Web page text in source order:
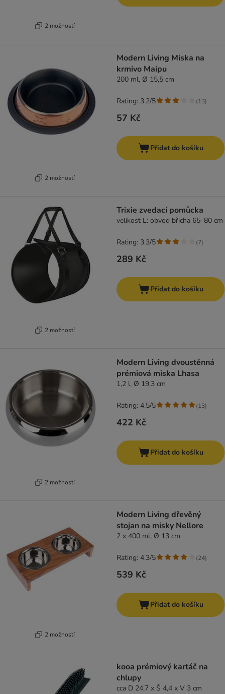
2 možností
2 možností
Modern Living Miska na
krmivo Maipu
200 ml, Ø 15,5 cm
57 Kč
Rating: 3.2/5 (13)
Přidat do košíku
2 možností
Trixie zvedací pomůcka
velikost L: obvod břicha 65–80 cm
289 Kč
Rating: 3.3/5 (7)
Přidat do košíku
2 možností
Modern Living dvoustěnná
prémiová miska Lhasa
1,2 l, Ø 19,3 cm
422 Kč
Rating: 4.5/5 (13)
Přidat do košíku
2 možností
Modern Living dřevěný
stojan na misky Nellore
2 x 400 ml, Ø 13 cm
539 Kč
Rating: 4.3/5 (24)
Přidat do košíku
kooa prémiový kartáč na
chlupy
cca D 24,7 x Š 4,4 x V 3 cm